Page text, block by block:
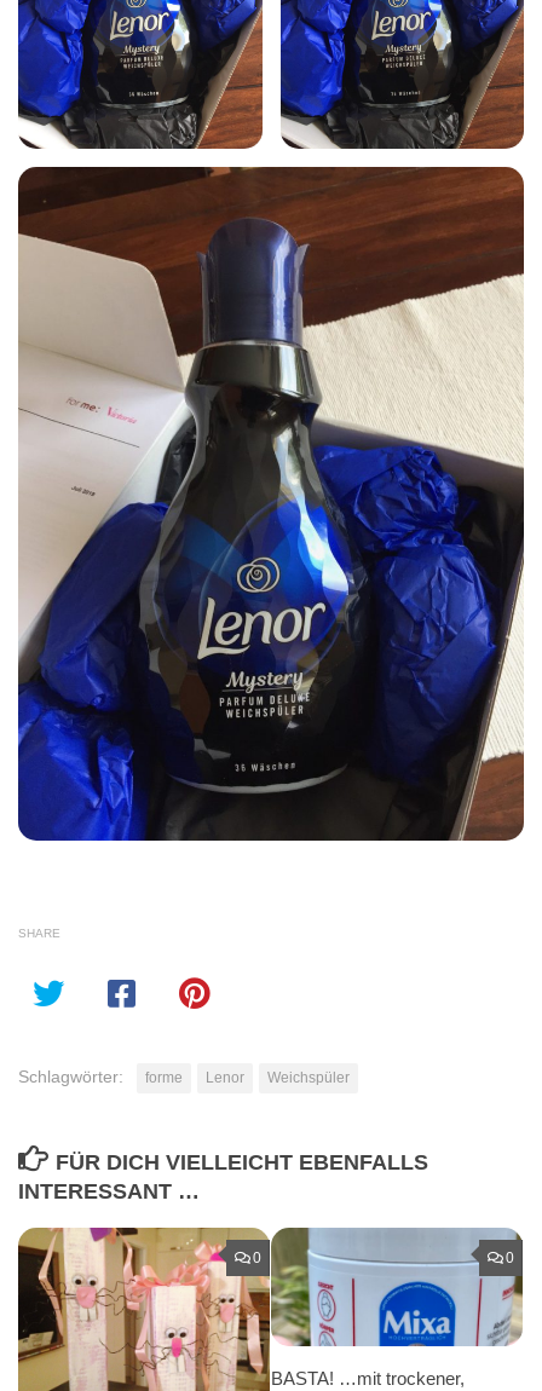
SHARE
Schlagwörter: forme Lenor Weichspüler
FÜR DICH VIELLEICHT EBENFALLS
INTERESSANT …
0 0
BASTA! …mit trockener,